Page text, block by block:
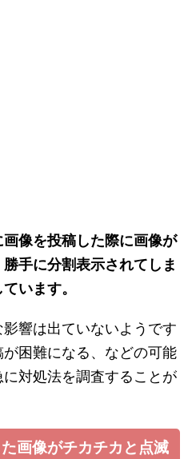
像を投稿した際に画像が
手に分割表示されてしま
います。
響は出ていないようです
困難になる、などの可能
対処法を調査することが
画像がチカチカと点滅